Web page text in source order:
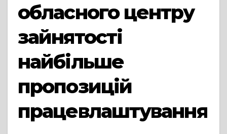
обласного центру
зайнятості
найбільше
пропозицій
працевлаштування